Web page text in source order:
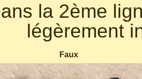
la 2ème
légèrement
Faux